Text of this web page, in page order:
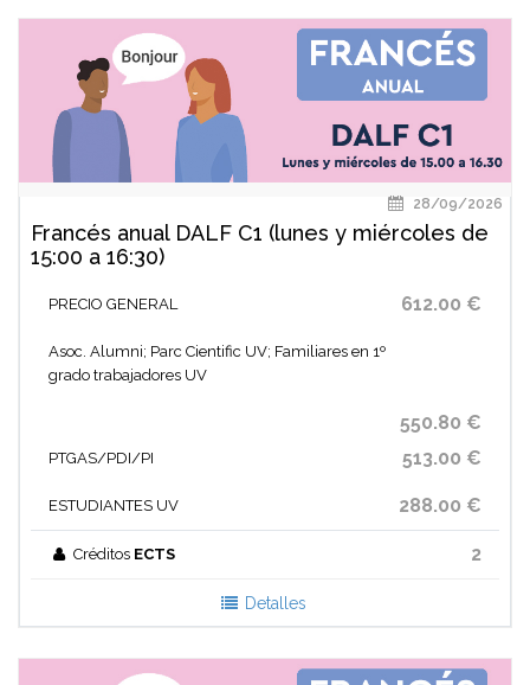
28/09/2026
Francés anual DALF C1 (lunes y miércoles de
15:00 a 16:30)
PRECIO GENERAL 612.00 €
Asoc. Alumni; Parc Cientific UV; Familiares en 1º
grado trabajadores UV
550.80 €
PTGAS/PDI/PI 513.00 €
ESTUDIANTES UV 288.00 €
Créditos ECTS 2
Detalles